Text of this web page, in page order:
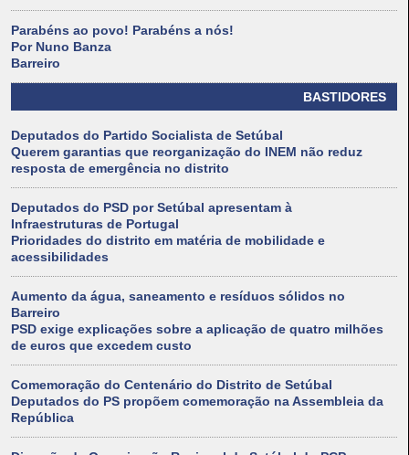
Parabéns ao povo! Parabéns a nós!
Por Nuno Banza
Barreiro
BASTIDORES
Deputados do Partido Socialista de Setúbal
Querem garantias que reorganização do INEM não reduz
resposta de emergência no distrito
Deputados do PSD por Setúbal apresentam à
Infraestruturas de Portugal
Prioridades do distrito em matéria de mobilidade e
acessibilidades
Aumento da água, saneamento e resíduos sólidos no
Barreiro
PSD exige explicações sobre a aplicação de quatro milhões
de euros que excedem custo
Comemoração do Centenário do Distrito de Setúbal
Deputados do PS propõem comemoração na Assembleia da
República